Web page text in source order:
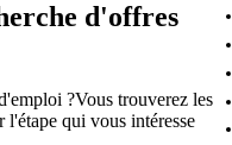
d'offres
?Vous trouverez les
l'étape qui vous intéresse